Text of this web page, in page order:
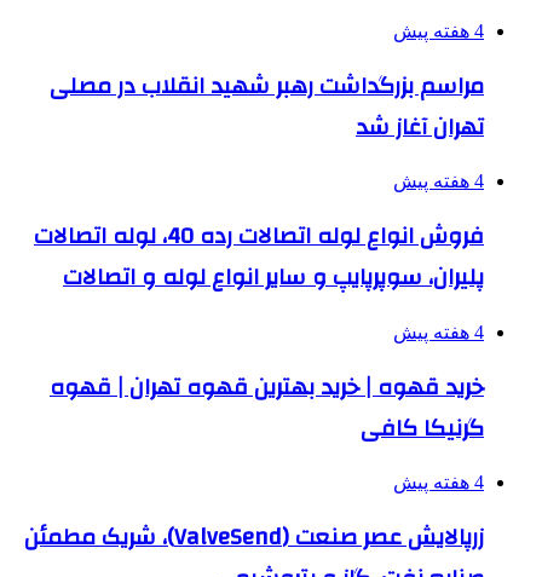
4 هفته پیش
مراسم بزرگداشت رهبر شهید انقلاب در مصلی
تهران آغاز شد
4 هفته پیش
فروش انواع لوله اتصالات رده 40، لوله اتصالات
پلیران، سوپرپایپ و سایر انواع لوله و اتصالات
4 هفته پیش
خرید قهوه | خرید بهترین قهوه تهران | قهوه
گرنیکا کافی
4 هفته پیش
زرپالایش عصر صنعت (ValveSend)، شریک مطمئن